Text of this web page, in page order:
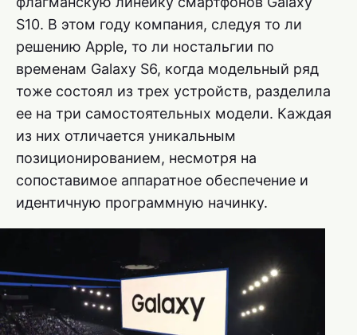
S10. В этом году компания, следуя то ли
решению Apple, то ли ностальгии по
временам Galaxy S6, когда модельный ряд
тоже состоял из трех устройств, разделила
ее на три самостоятельных модели. Каждая
из них отличается уникальным
позиционированием, несмотря на
сопоставимое аппаратное обеспечение и
идентичную программную начинку.